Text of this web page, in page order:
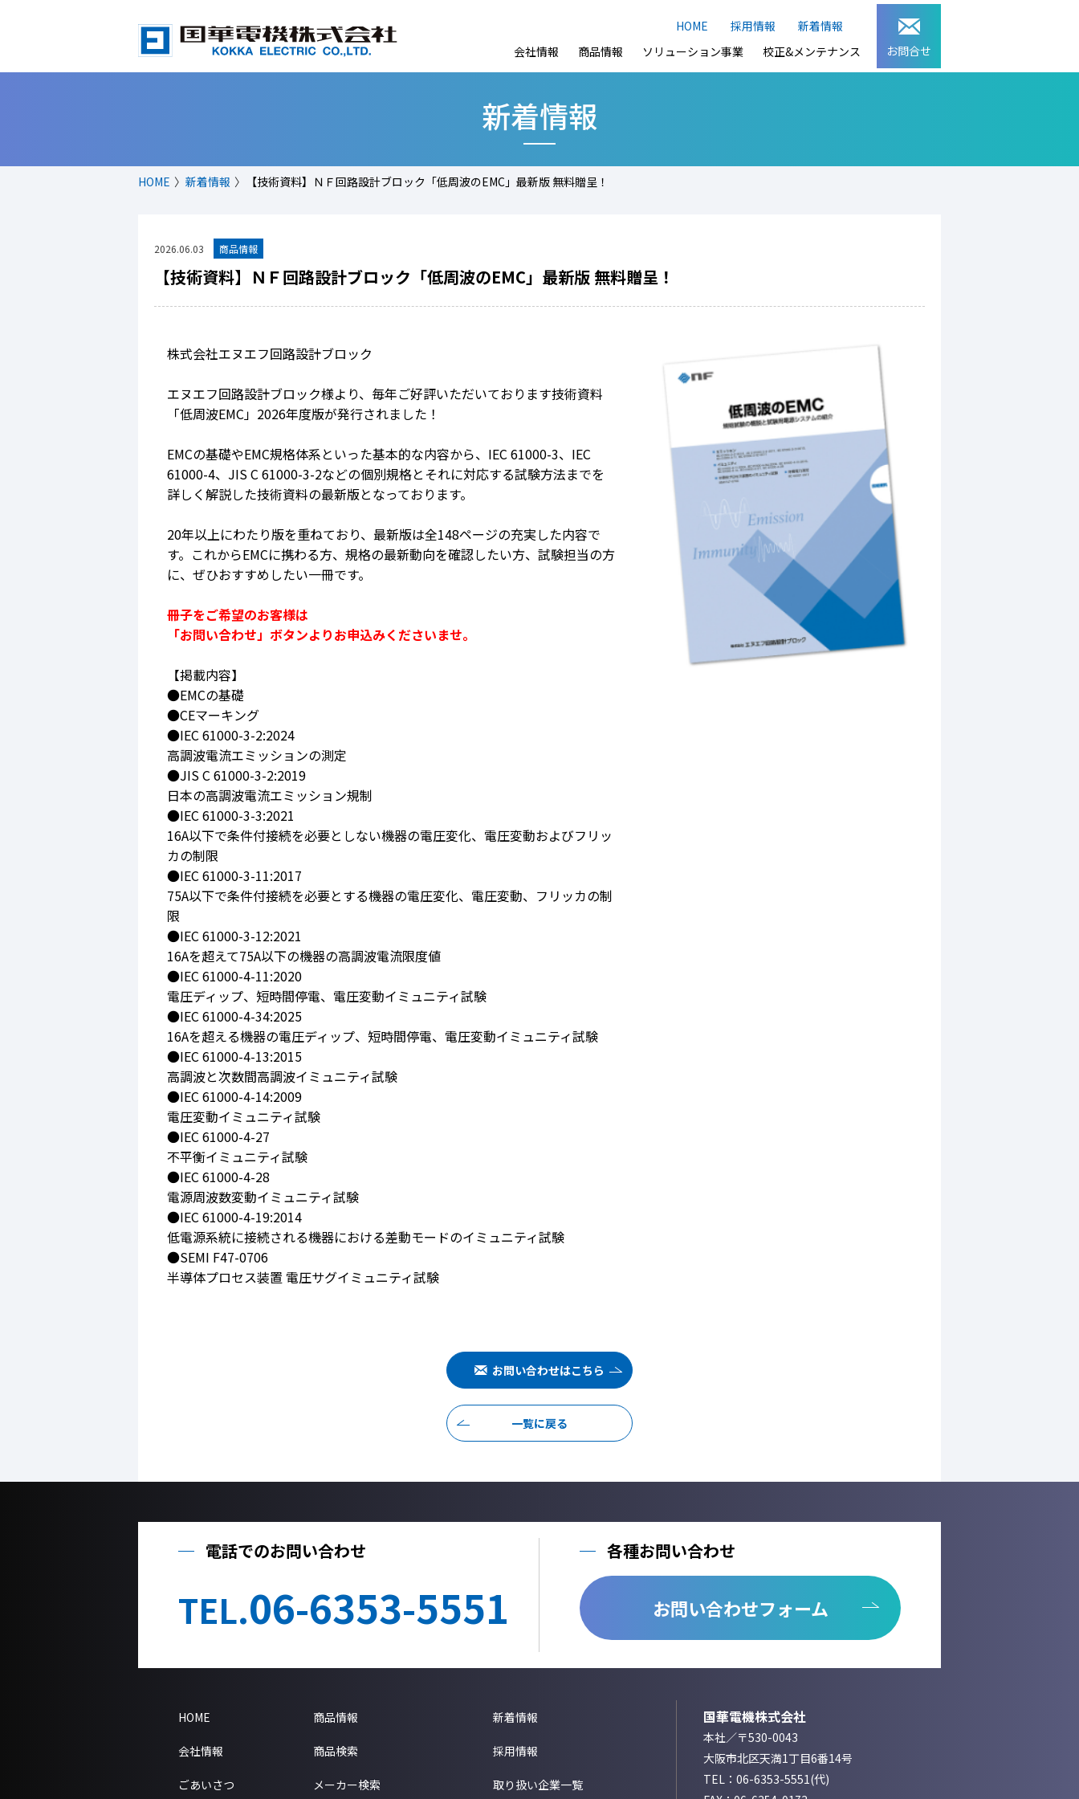
お問合せ
HOME 採用情報
新着情報
会社情報
商品情報 ソリューション事業 校正&メンテナンス
新着情報
HOME 新着情報 【技術資料】ＮＦ回路設計ブロック「低周波のEMC」最新版 無料贈呈！
2026.06.03
【技術資料】ＮＦ回路設計ブロック「低周波のEMC」最新版 無料贈呈！
株式会社エヌエフ回路設計ブロック
エヌエフ回路設計ブロック様より、毎年ご好評いただいております技術資料
「低周波EMC」2026年度版が発行されました！
EMCの基礎やEMC規格体系といった基本的な内容から、IEC 61000-3、IEC
61000-4、JIS C 61000-3-2などの個別規格とそれに対応する試験方法までを
詳しく解説した技術資料の最新版となっております。
20年以上にわたり版を重ねており、最新版は全148ページの充実した内容で
す。これからEMCに携わる方、規格の最新動向を確認したい方、試験担当の方
に、ぜひおすすめしたい一冊です。
冊子をご希望のお客様は
「お問い合わせ」ボタンよりお申込みくださいませ。
【掲載内容】
●EMCの基礎
●CEマーキング
●IEC 61000-3-2:2024
高調波電流エミッションの測定
●JIS C 61000-3-2:2019
日本の高調波電流エミッション規制
●IEC 61000-3-3:2021
16A以下で条件付接続を必要としない機器の電圧変化、電圧変動およびフリッ
カの制限
●IEC 61000-3-11:2017
75A以下で条件付接続を必要とする機器の電圧変化、電圧変動、フリッカの制
限
●IEC 61000-3-12:2021
16Aを超えて75A以下の機器の高調波電流限度値
●IEC 61000-4-11:2020
電圧ディップ、短時間停電、電圧変動イミュニティ試験
●IEC 61000-4-34:2025
16Aを超える機器の電圧ディップ、短時間停電、電圧変動イミュニティ試験
●IEC 61000-4-13:2015
高調波と次数間高調波イミュニティ試験
●IEC 61000-4-14:2009
電圧変動イミュニティ試験
●IEC 61000-4-27
不平衡イミュニティ試験
●IEC 61000-4-28
電源周波数変動イミュニティ試験
●IEC 61000-4-19:2014
低電源系統に接続される機器における差動モードのイミュニティ試験
●SEMI F47-0706
半導体プロセス装置 電圧サグイミュニティ試験
お問い合わせはこちら
一覧に戻る
電話でのお問い合わせ
TEL.06-6353-5551
各種お問い合わせ
お問い合わせフォーム
HOME
会社情報
ごあいさつ
商品情報
商品検索
メーカー検索
新着情報
採用情報
取り扱い企業一覧
国華電機株式会社
本社／〒530-0043
大阪市北区天満1丁目6番14号
TEL： 06-6353-5551(代)